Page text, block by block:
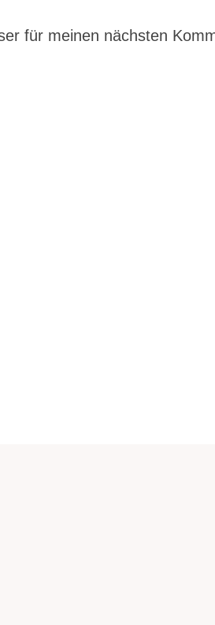
für meinen nächsten